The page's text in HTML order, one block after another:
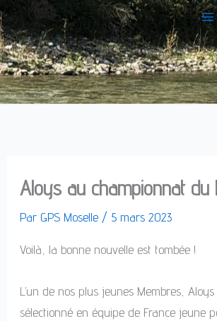
Aller
au
contenu
Aloys au championnat du
Par GPS Moselle / 5 mars 2023
Voilà, la bonne nouvelle est tombée !
L’un de nos plus jeunes Membres,
sélectionné en équipe de France jeune